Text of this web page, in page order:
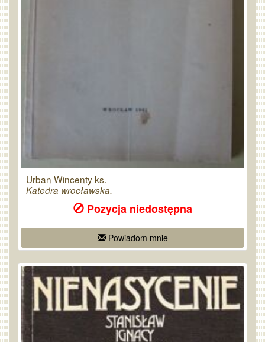
Urban Wincenty ks.
Katedra wrocławska.
Pozycja niedostępna
Powiadom mnie